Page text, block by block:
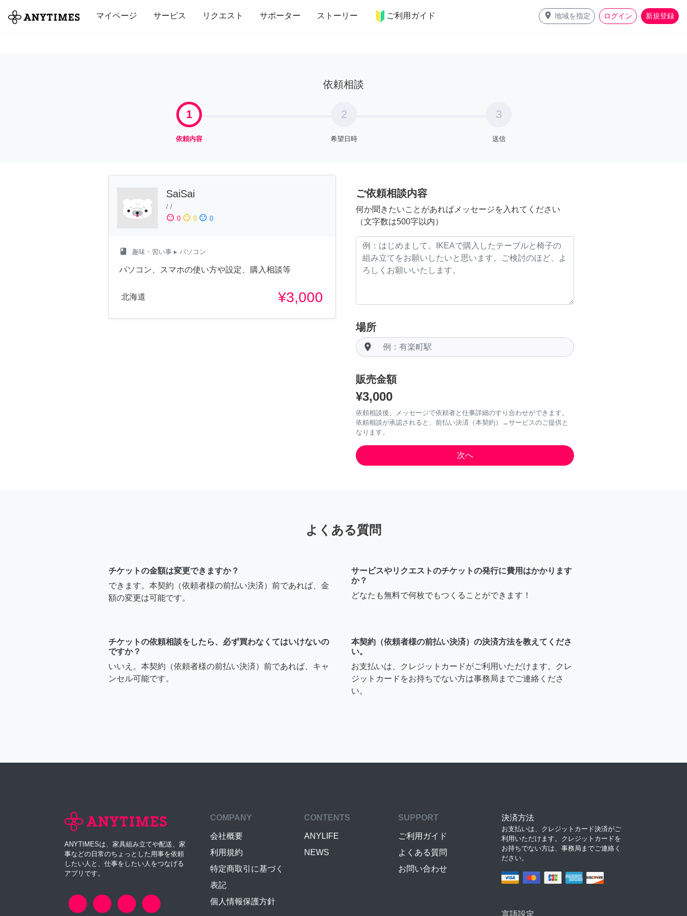
マイページ サービス リクエスト サポーター ストーリー ご利用ガイド place 地域を指定 ログイン 新規登録
全て 修理・組立 家事 引っ越し インテリア 趣味・習い事 ペット 料理
依頼相談
1
依頼内容
2
希望日時
3
送信
SaiSai
/ /
sentiment_satisfied 0 sentiment_neutral 0 sentiment_dissatisfied 0
class 趣味・習い事 ▸ パソコン
パソコン、スマホの使い方や設定、購入相談等
北海道 ¥3,000
ご依頼相談内容
何か聞きたいことがあればメッセージを入れてください
（文字数は500字以内）
場所
room
販売金額
¥3,000
依頼相談後、メッセージで依頼者と仕事詳細のすり合わせができます。
依頼相談が承認されると、前払い決済（本契約）→サービスのご提供と
なります。
よくある質問
チケットの金額は変更できますか？
できます。本契約（依頼者様の前払い決済）前であれば、金
額の変更は可能です。
サービスやリクエストのチケットの発行に費用はかかります
か？
どなたも無料で何枚でもつくることができます！
チケットの依頼相談をしたら、必ず買わなくてはいけないの
ですか？
いいえ。本契約（依頼者様の前払い決済）前であれば、キャ
ンセル可能です。
本契約（依頼者様の前払い決済）の決済方法を教えてくださ
い。
お支払いは、クレジットカードがご利用いただけます。クレ
ジットカードをお持ちでない方は事務局までご連絡くださ
い。
ANYTIMESは、家具組み立てや配送、家
事などの日常のちょっとした用事を依頼
したい人と、仕事をしたい人をつなげる
アプリです。
COMPANY
会社概要
利用規約
特定商取引に基づく
表記
個人情報保護方針
CONTENTS
ANYLIFE
NEWS
SUPPORT
ご利用ガイド
よくある質問
お問い合わせ
決済方法
お支払いは、クレジットカード決済がご
利用いただけます。クレジットカードを
お持ちでない方は、事務局までご連絡く
ださい。
言語設定